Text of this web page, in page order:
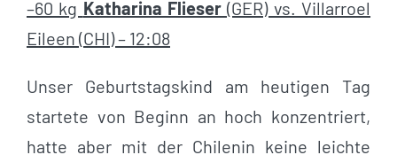
–60 kg Katharina Flieser (GER) vs. Villarroel
Eileen (CHI) – 12:08
Unser Geburtstagskind am heutigen Tag
startete von Beginn an hoch konzentriert,
hatte aber mit der Chilenin keine leichte